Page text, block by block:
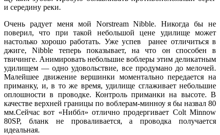
и середину реки.
Очень радует меня мой Norstream Nibble. Никогда бы не
поверил, что при такой небольшой цене удилище может
настолько хорошо работать. Уже успев ранее отличиться в
джиге, Nibble теперь показывает, на что он способен в
твичинге. Анимировать небольшие воблеры этим деликатным
удилищем — одно удовольствие, все продумано до мелочей.
Малейшее движение вершинки моментально передается на
приманку, и, в то же время, удилище сглаживает небольшие
оплошности в проводке. Контроль приманки на высоте. В
качестве верхней границы по воблерам-минноу я бы назвал 80
мм.Сейчас вот «Ниббл» отлично продергивает Сolt Minnow
80SP, бланк не проваливается, а проводка получается
идеальная.